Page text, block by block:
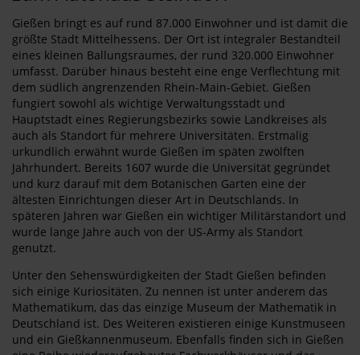
Gießen bringt es auf rund 87.000 Einwohner und ist damit die
größte Stadt Mittelhessens. Der Ort ist integraler Bestandteil
eines kleinen Ballungsraumes, der rund 320.000 Einwohner
umfasst. Darüber hinaus besteht eine enge Verflechtung mit
dem südlich angrenzenden Rhein-Main-Gebiet. Gießen
fungiert sowohl als wichtige Verwaltungsstadt und
Hauptstadt eines Regierungsbezirks sowie Landkreises als
auch als Standort für mehrere Universitäten. Erstmalig
urkundlich erwähnt wurde Gießen im späten zwölften
Jahrhundert. Bereits 1607 wurde die Universität gegründet
und kurz darauf mit dem Botanischen Garten eine der
ältesten Einrichtungen dieser Art in Deutschlands. In
späteren Jahren war Gießen ein wichtiger Militärstandort und
wurde lange Jahre auch von der US-Army als Standort
genutzt.
Unter den Sehenswürdigkeiten der Stadt Gießen befinden
sich einige Kuriositäten. Zu nennen ist unter anderem das
Mathematikum, das das einzige Museum der Mathematik in
Deutschland ist. Des Weiteren existieren einige Kunstmuseen
und ein Gießkannenmuseum. Ebenfalls finden sich in Gießen